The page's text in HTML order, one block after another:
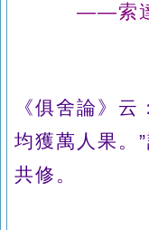
——索達
《俱舍論》
均獲萬人果。
共修。